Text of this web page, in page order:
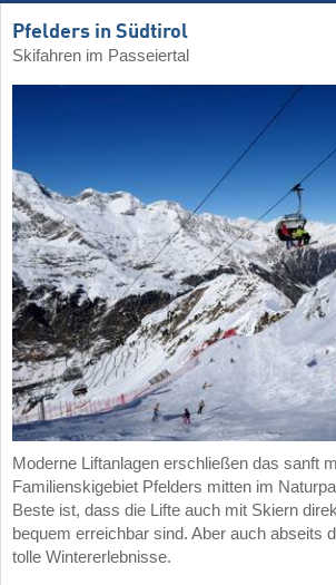
Pfelders in Südtirol
Skifahren im Passeiertal
Moderne Liftanlagen erschließen das sanft
Familienskigebiet Pfelders mitten im
Beste ist, dass die Lifte auch mit Skiern
bequem erreichbar sind. Aber auch abseits
tolle Wintererlebnisse.